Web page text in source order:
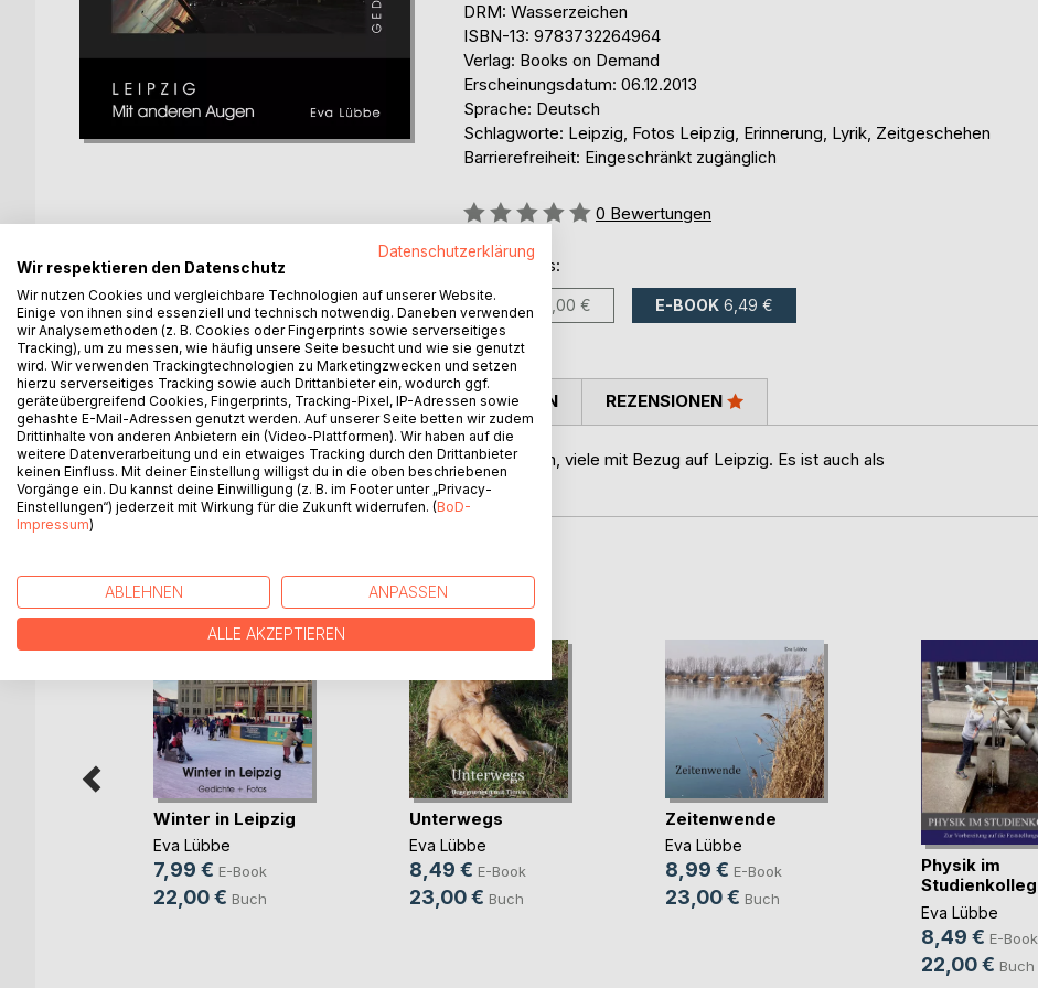
DRM: Wasserzeichen
ISBN-13: 9783732264964
Verlag: Books on Demand
Erscheinungsdatum: 06.12.2013
Sprache: Deutsch
Schlagworte: Leipzig, Fotos Leipzig, Erinnerung, Lyrik, Zeitgeschehen
Barrierefreiheit: Eingeschränkt zugänglich
Bewertung::
0 Bewertungen
erhältlich als:
BUCH 12,00 € E-BOOK 6,49 €
BESCHREIBUNG
Das Buch enthält Gedichte und Fotos zu aktuellen Themen, viele mit Bezug auf Leipzig. Es ist auch als
Geschenkbuch geeignet.
AUTOR/IN PRESSESTIMMEN REZENSIONEN
WEITERE TITEL BEIBoD
Winter in Leipzig
Eva Lübbe
7,99 € E-Book
22,00 € Buch
Unterwegs
Eva Lübbe
8,49 € E-Book
23,00 € Buch
Zeitenwende
Eva Lübbe
8,99 € E-Book
23,00 € Buch
Physik im
Studienkolleg
Eva Lübbe
8,49 € E-Book
22,00 € Buch
Datenschutzerklärung
Wir respektieren den Datenschutz
Wir nutzen Cookies und vergleichbare Technologien auf unserer Website.
Einige von ihnen sind essenziell und technisch notwendig. Daneben verwenden
wir Analysemethoden (z. B. Cookies oder Fingerprints sowie serverseitiges
Tracking), um zu messen, wie häufig unsere Seite besucht und wie sie genutzt
wird. Wir verwenden Trackingtechnologien zu Marketingzwecken und setzen
hierzu serverseitiges Tracking sowie auch Drittanbieter ein, wodurch ggf.
geräteübergreifend Cookies, Fingerprints, Tracking-Pixel, IP-Adressen sowie
gehashte E-Mail-Adressen genutzt werden. Auf unserer Seite betten wir zudem
Drittinhalte von anderen Anbietern ein (Video-Plattformen). Wir haben auf die
weitere Datenverarbeitung und ein etwaiges Tracking durch den Drittanbieter
keinen Einfluss. Mit deiner Einstellung willigst du in die oben beschriebenen
Vorgänge ein. Du kannst deine Einwilligung (z. B. im Footer unter „Privacy-
Einstellungen“) jederzeit mit Wirkung für die Zukunft widerrufen. (BoD-
Impressum)
ABLEHNEN ANPASSEN
ALLE AKZEPTIEREN